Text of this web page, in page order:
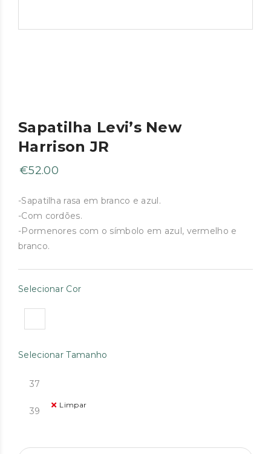
Sapatilha Levi’s New
Harrison JR
€52.00
-Sapatilha rasa em branco e azul.
-Com cordões.
-Pormenores com o símbolo em azul, vermelho e
branco.
Selecionar Cor
Selecionar Tamanho
37
39
Limpar